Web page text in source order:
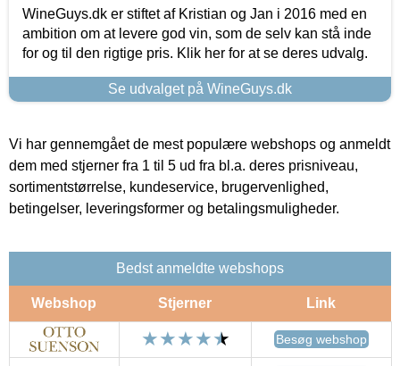
WineGuys.dk er stiftet af Kristian og Jan i 2016 med en
ambition om at levere god vin, som de selv kan stå inde
for og til den rigtige pris. Klik her for at se deres udvalg.
Se udvalget på WineGuys.dk
Vi har gennemgået de mest populære webshops og anmeldt
dem med stjerner fra 1 til 5 ud fra bl.a. deres prisniveau,
sortimentstørrelse, kundeservice, brugervenlighed,
betingelser, leveringsformer og betalingsmuligheder.
Bedst anmeldte webshops
Webshop Stjerner Link
Besøg webshop